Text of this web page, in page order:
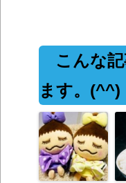
こんな記
ます。(^^)